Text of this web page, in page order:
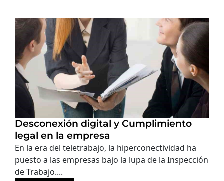
Desconexión digital y Cumplimiento
legal en la empresa
En la era del teletrabajo, la hiperconectividad ha
puesto a las empresas bajo la lupa de la Inspección
de Trabajo....